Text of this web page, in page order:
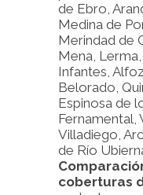
de Ebro,
Medina de
Merindad de
Mena,
Infantes,
Belorado,
Espinosa de
Fernamental,
Villadiego,
de Río
coberturas